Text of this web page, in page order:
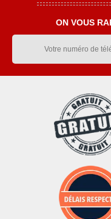
ON VOUS